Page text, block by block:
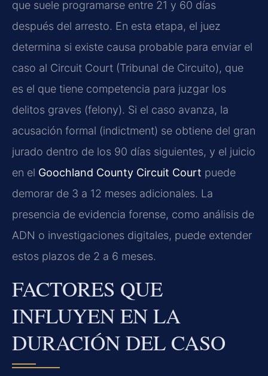
que suele programarse entre 21 y 60 días
después del arresto. En esta etapa, el juez
determina si existe causa probable para enviar el
caso al Circuit Court (Tribunal de Circuito), que
es el que tiene competencia para juzgar los
delitos graves (felony). Si el caso avanza, la
acusación formal (indictment) se obtiene del gran
jurado dentro de los 90 días siguientes, y el juicio
en el Goochland County Circuit Court puede
demorar de 3 a 12 meses adicionales. La
presencia de evidencia forense, como análisis de
ADN o investigaciones digitales, puede extender
estos plazos de 2 a 6 meses.
FACTORES QUE
INFLUYEN EN LA
DURACIÓN DEL CASO